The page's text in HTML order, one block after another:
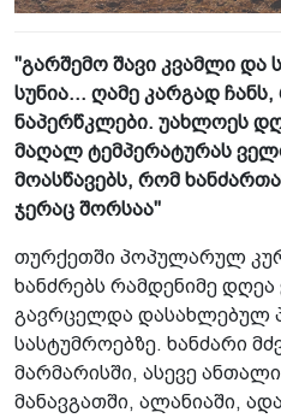
"გარშემო შავი კვამლი და
სუნია... ღამე კარგად
ნაპერწკლები. უახლოეს
მაღალ ტემპერატურას
მოასწავებს, რომ
ჯერაც შორსაა"
თურქეთში პოპულარულ
ხანძრებს რამდენიმე
გავრცელდა დასახლებულ
სასტუმროებზე. ხანძარი
მარმარისში, ასევე
მანავგათში, ალანიაში,